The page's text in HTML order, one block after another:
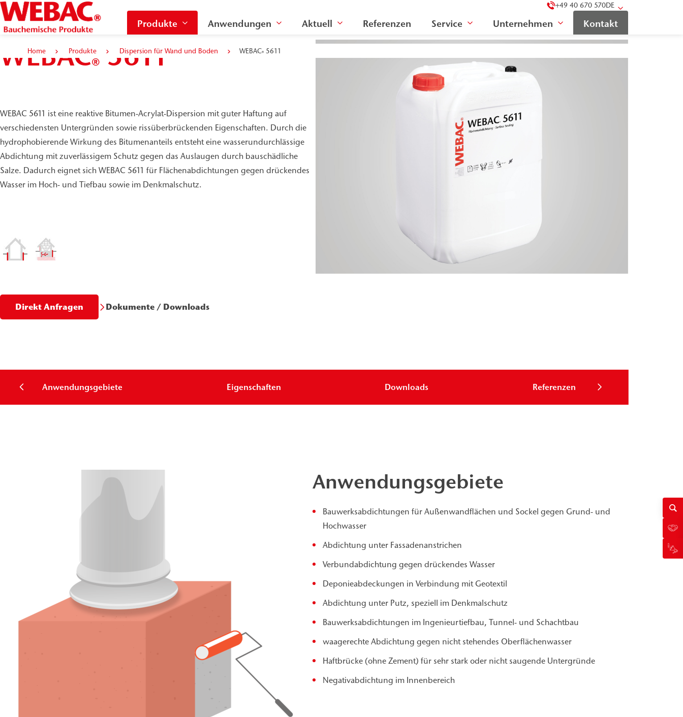
+49 40 670 570DE
Produkte Anwendungen Aktuell Referenzen Service Unternehmen Kontakt
Home Produkte Dispersion für Wand und Boden WEBAC®5611
WEBAC® 5611
WEBAC 5611 ist eine reaktive Bitumen-Acrylat-Dispersion mit guter Haftung auf
verschiedensten Untergründen sowie rissüberbrückenden Eigenschaften. Durch die
hydrophobierende Wirkung des Bitumenanteils entsteht eine wasserundurchlässige
Abdichtung mit zuverlässigem Schutz gegen das Auslaugen durch bauschädliche
Salze. Dadurch eignet sich WEBAC 5611 für Flächenabdichtungen gegen drückendes
Wasser im Hoch- und Tiefbau sowie im Denkmalschutz.
Direkt Anfragen Dokumente / Downloads
Anwendungsgebiete Eigenschaften Downloads Referenzen
Anwendungsgebiete
Bauwerksabdichtungen für Außenwandflächen und Sockel gegen Grund- und
Hochwasser
Abdichtung unter Fassadenanstrichen
Verbundabdichtung gegen drückendes Wasser
Deponieabdeckungen in Verbindung mit Geotextil
Abdichtung unter Putz, speziell im Denkmalschutz
Bauwerksabdichtungen im Ingenieurtiefbau, Tunnel- und Schachtbau
waagerechte Abdichtung gegen nicht stehendes Oberflächenwasser
Haftbrücke (ohne Zement) für sehr stark oder nicht saugende Untergründe
Negativabdichtung im Innenbereich